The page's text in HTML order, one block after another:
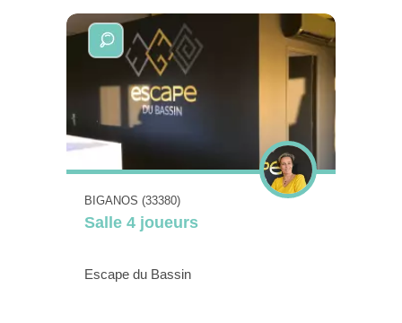
BIGANOS (33380)
Salle 4 joueurs
Escape du Bassin